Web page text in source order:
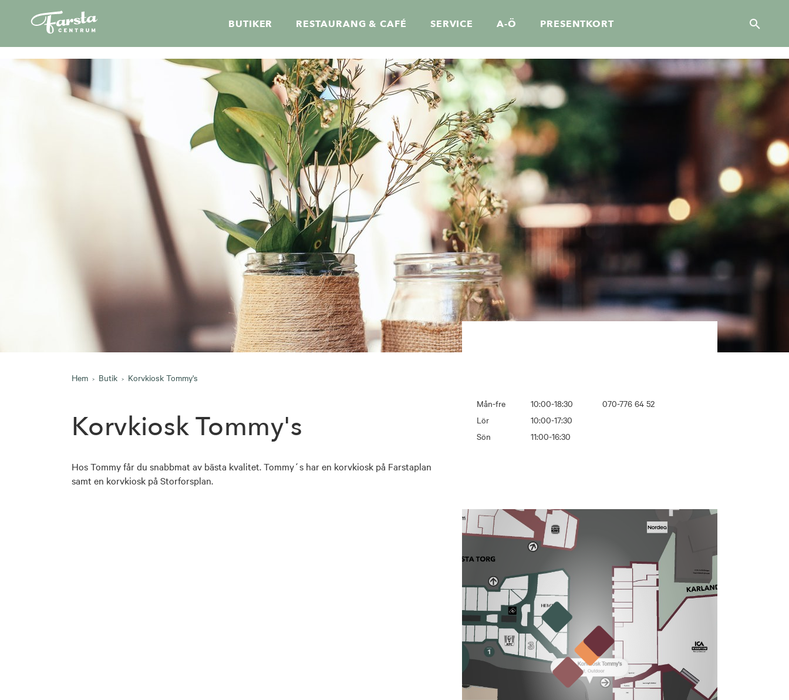
hem
BUTIKER RESTAURANG & CAFÉ SERVICE A-Ö PRESENTKORT
Hem Butik Korvkiosk Tommy's
Korvkiosk Tommy's
Hos Tommy får du snabbmat av bästa kvalitet. Tommy´s har en korvkiosk på Farstaplan
samt en korvkiosk på Storforsplan.
Mån-fre 10:00-18:30
070-776 64 52
Lör
10:00-17:30
Sön
11:00-16:30